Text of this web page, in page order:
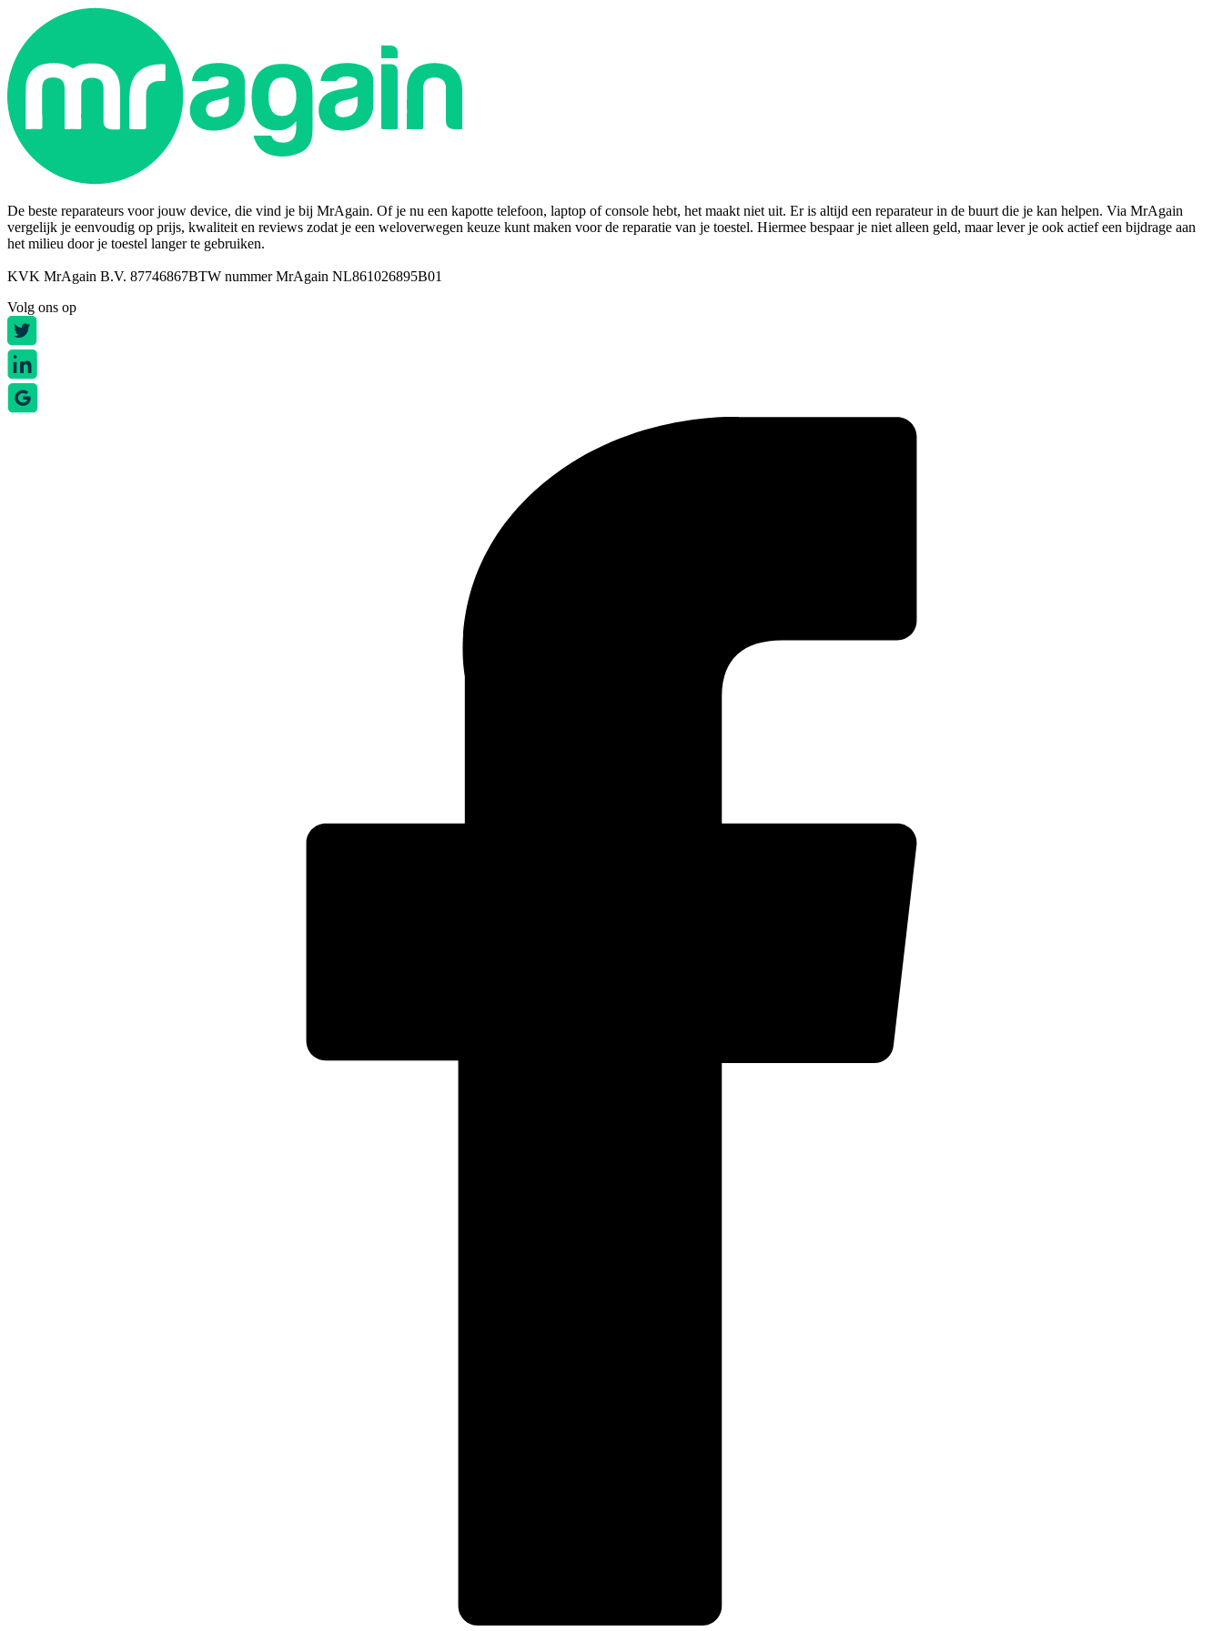
De beste reparateurs voor jouw device, die vind je bij MrAgain. Of je nu een kapotte telefoon, laptop of console hebt, het maakt niet uit. Er is altijd een reparateur in de buurt die je kan helpen. Via MrAgain
vergelijk je eenvoudig op prijs, kwaliteit en reviews zodat je een weloverwegen keuze kunt maken voor de reparatie van je toestel. Hiermee bespaar je niet alleen geld, maar lever je ook actief een bijdrage aan
het milieu door je toestel langer te gebruiken.
KVK MrAgain B.V. 87746867BTW nummer MrAgain NL861026895B01
Volg ons op